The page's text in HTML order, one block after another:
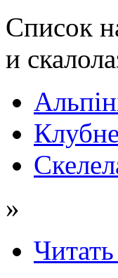
Список
и
»